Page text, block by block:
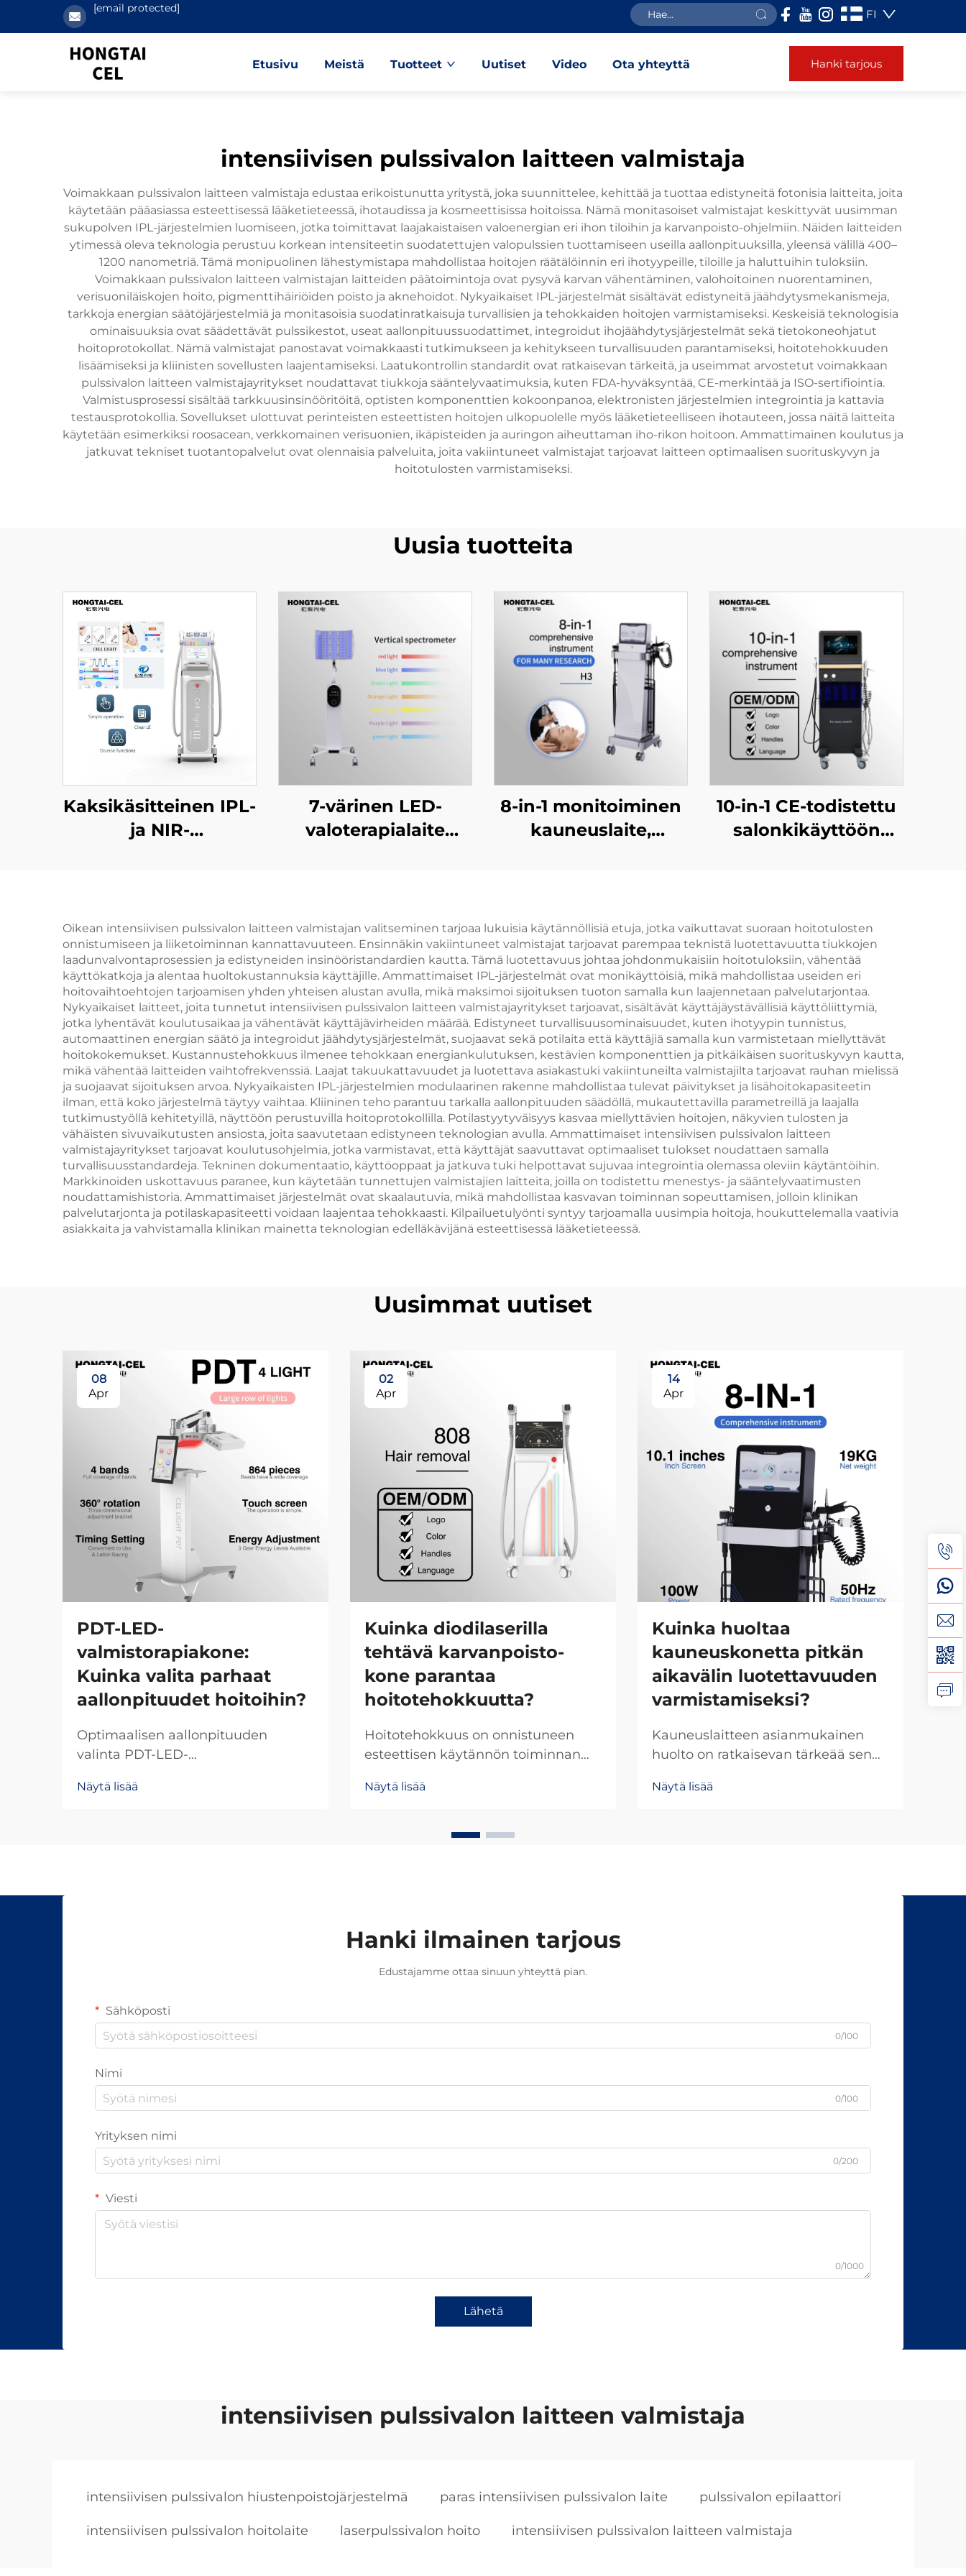
[email protected] FI
Etusivu Meistä Tuotteet Uutiset Video Ota yhteyttä Hanki tarjous
intensiivisen pulssivalon laitteen valmistaja
Voimakkaan pulssivalon laitteen valmistaja edustaa erikoistunutta yritystä, joka suunnittelee, kehittää ja tuottaa edistyneitä fotonisia laitteita, joita
käytetään pääasiassa esteettisessä lääketieteessä, ihotaudissa ja kosmeettisissa hoitoissa. Nämä monitasoiset valmistajat keskittyvät uusimman
sukupolven IPL-järjestelmien luomiseen, jotka toimittavat laajakaistaisen valoenergian eri ihon tiloihin ja karvanpoisto-ohjelmiin. Näiden laitteiden
ytimessä oleva teknologia perustuu korkean intensiteetin suodatettujen valopulssien tuottamiseen useilla aallonpituuksilla, yleensä välillä 400–
1200 nanometriä. Tämä monipuolinen lähestymistapa mahdollistaa hoitojen räätälöinnin eri ihotyypeille, tiloille ja haluttuihin tuloksiin.
Voimakkaan pulssivalon laitteen valmistajan laitteiden päätoimintoja ovat pysyvä karvan vähentäminen, valohoitoinen nuorentaminen,
verisuoniläiskojen hoito, pigmenttihäiriöiden poisto ja aknehoidot. Nykyaikaiset IPL-järjestelmät sisältävät edistyneitä jäähdytysmekanismeja,
tarkkoja energian säätöjärjestelmiä ja monitasoisia suodatinratkaisuja turvallisien ja tehokkaiden hoitojen varmistamiseksi. Keskeisiä teknologisia
ominaisuuksia ovat säädettävät pulssikestot, useat aallonpituussuodattimet, integroidut ihojäähdytysjärjestelmät sekä tietokoneohjatut
hoitoprotokollat. Nämä valmistajat panostavat voimakkaasti tutkimukseen ja kehitykseen turvallisuuden parantamiseksi, hoitotehokkuuden
lisäämiseksi ja kliinisten sovellusten laajentamiseksi. Laatukontrollin standardit ovat ratkaisevan tärkeitä, ja useimmat arvostetut voimakkaan
pulssivalon laitteen valmistajayritykset noudattavat tiukkoja sääntelyvaatimuksia, kuten FDA-hyväksyntää, CE-merkintää ja ISO-sertifiointia.
Valmistusprosessi sisältää tarkkuusinsinööritöitä, optisten komponenttien kokoonpanoa, elektronisten järjestelmien integrointia ja kattavia
testausprotokollia. Sovellukset ulottuvat perinteisten esteettisten hoitojen ulkopuolelle myös lääketieteelliseen ihotauteen, jossa näitä laitteita
käytetään esimerkiksi roosacean, verkkomainen verisuonien, ikäpisteiden ja auringon aiheuttaman iho-rikon hoitoon. Ammattimainen koulutus ja
jatkuvat tekniset tuotantopalvelut ovat olennaisia palveluita, joita vakiintuneet valmistajat tarjoavat laitteen optimaalisen suorituskyvyn ja
hoitotulosten varmistamiseksi.
Uusia tuotteita
Kaksikäsitteinen IPL-
ja NIR-
nuorentamiseen ja
ikääntymisen
ehkäisyyn
kauneuslaitoksille
7-värinen LED-
valoterapialaite
parantamiseen ja
vaalentamiseen
ammattimaiseen
käyttöön
8-in-1 monitoiminen
kauneuslaite,
ammattimaiseen
käyttöön
10-in-1 CE-todistettu
salonkikäyttöön
ultraäänilaite +
happoinjektori +
kuumapakkaus/
-vasara iholle
Oikean intensiivisen pulssivalon laitteen valmistajan valitseminen tarjoaa lukuisia käytännöllisiä etuja, jotka vaikuttavat suoraan hoitotulosten
onnistumiseen ja liiketoiminnan kannattavuuteen. Ensinnäkin vakiintuneet valmistajat tarjoavat parempaa teknistä luotettavuutta tiukkojen
laadunvalvontaprosessien ja edistyneiden insinööristandardien kautta. Tämä luotettavuus johtaa johdonmukaisiin hoitotuloksiin, vähentää
käyttökatkoja ja alentaa huoltokustannuksia käyttäjille. Ammattimaiset IPL-järjestelmät ovat monikäyttöisiä, mikä mahdollistaa useiden eri
hoitovaihtoehtojen tarjoamisen yhden yhteisen alustan avulla, mikä maksimoi sijoituksen tuoton samalla kun laajennetaan palvelutarjontaa.
Nykyaikaiset laitteet, joita tunnetut intensiivisen pulssivalon laitteen valmistajayritykset tarjoavat, sisältävät käyttäjäystävällisiä käyttöliittymiä,
jotka lyhentävät koulutusaikaa ja vähentävät käyttäjävirheiden määrää. Edistyneet turvallisuusominaisuudet, kuten ihotyypin tunnistus,
automaattinen energian säätö ja integroidut jäähdytysjärjestelmät, suojaavat sekä potilaita että käyttäjiä samalla kun varmistetaan miellyttävät
hoitokokemukset. Kustannustehokkuus ilmenee tehokkaan energiankulutuksen, kestävien komponenttien ja pitkäikäisen suorituskyvyn kautta,
mikä vähentää laitteiden vaihtofrekvenssiä. Laajat takuukattavuudet ja luotettava asiakastuki vakiintuneilta valmistajilta tarjoavat rauhan mielissä
ja suojaavat sijoituksen arvoa. Nykyaikaisten IPL-järjestelmien modulaarinen rakenne mahdollistaa tulevat päivitykset ja lisähoitokapasiteetin
ilman, että koko järjestelmä täytyy vaihtaa. Kliininen teho parantuu tarkalla aallonpituuden säädöllä, mukautettavilla parametreillä ja laajalla
tutkimustyöllä kehitetyillä, näyttöön perustuvilla hoitoprotokollilla. Potilastyytyväisyys kasvaa miellyttävien hoitojen, näkyvien tulosten ja
vähäisten sivuvaikutusten ansiosta, joita saavutetaan edistyneen teknologian avulla. Ammattimaiset intensiivisen pulssivalon laitteen
valmistajayritykset tarjoavat koulutusohjelmia, jotka varmistavat, että käyttäjät saavuttavat optimaaliset tulokset noudattaen samalla
turvallisuusstandardeja. Tekninen dokumentaatio, käyttöoppaat ja jatkuva tuki helpottavat sujuvaa integrointia olemassa oleviin käytäntöihin.
Markkinoiden uskottavuus paranee, kun käytetään tunnettujen valmistajien laitteita, joilla on todistettu menestys- ja sääntelyvaatimusten
noudattamishistoria. Ammattimaiset järjestelmät ovat skaalautuvia, mikä mahdollistaa kasvavan toiminnan sopeuttamisen, jolloin klinikan
palvelutarjonta ja potilaskapasiteetti voidaan laajentaa tehokkaasti. Kilpailuetulyönti syntyy tarjoamalla uusimpia hoitoja, houkuttelemalla vaativia
asiakkaita ja vahvistamalla klinikan mainetta teknologian edelläkävijänä esteettisessä lääketieteessä.
Uusimmat uutiset
08
Apr
PDT-LED-
valmistorapiakone:
Kuinka valita parhaat
aallonpituudet hoitoihin?
Optimaalisen aallonpituuden
valinta PDT-LED-
hoitotulosten onnistumisen ja
Näytä lisää
02
Apr
Kuinka diodilaserilla
tehtävä karvanpoisto-
kone parantaa
hoitotehokkuutta?
Hoitotehokkuus on onnistuneen
esteettisen käytännön toiminnan
ovat edistyneet diodilaserilla
järjestelmät. Nykyaikainen
Näytä lisää
14
Apr
Kuinka huoltaa
kauneuskonetta pitkän
aikavälin luotettavuuden
varmistamiseksi?
Kauneuslaitteen asianmukainen
huolto on ratkaisevan tärkeää sen
laitteiston käyttöiän pidentämisen
Näytä lisää
Hanki ilmainen tarjous
Edustajamme ottaa sinuun yhteyttä pian.
Sähköposti
0/100
Nimi
0/100
Yrityksen nimi
0/200
Viesti
0/1000
Lähetä
intensiivisen pulssivalon laitteen valmistaja
intensiivisen pulssivalon hiustenpoistojärjestelmä paras intensiivisen pulssivalon laite pulssivalon epilaattori
intensiivisen pulssivalon hoitolaite laserpulssivalon hoito intensiivisen pulssivalon laitteen valmistaja